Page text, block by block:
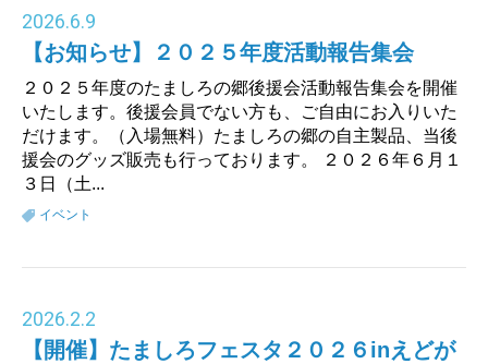
2026.6.9
【お知らせ】２０２５年度活動報告集会
２０２５年度のたましろの郷後援会活動報告集会を開催
いたします。後援会員でない方も、ご自由にお入りいた
だけます。（入場無料）たましろの郷の自主製品、当後
援会のグッズ販売も行っております。 ２０２６年６月１
３日（土...
イベント
2026.2.2
【開催】たましろフェスタ２０２６inえどが